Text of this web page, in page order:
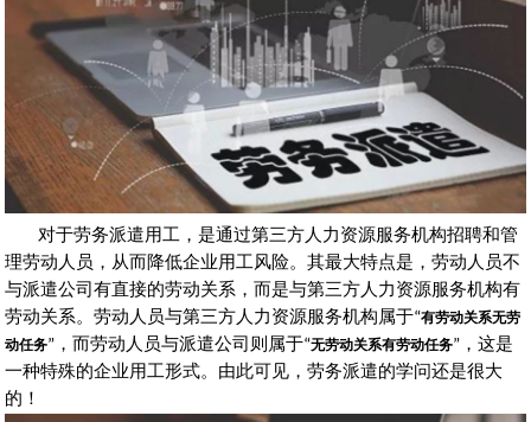
对于劳务派遣用工，是通过第三方人力资源服务机构招聘和管
理劳动人员，从而降低企业用工风险。其最大特点是，劳动人员不
与派遣公司有直接的劳动关系，而是与第三方人力资源服务机构有
劳动关系。劳动人员与第三方人力资源服务机构属于“有劳动关系无劳
动任务” ，而劳动人员与派遣公司则属于“无劳动关系有劳动任务” ，这是
一种特殊的企业用工形式。由此可见，劳务派遣的学问还是很大
的！